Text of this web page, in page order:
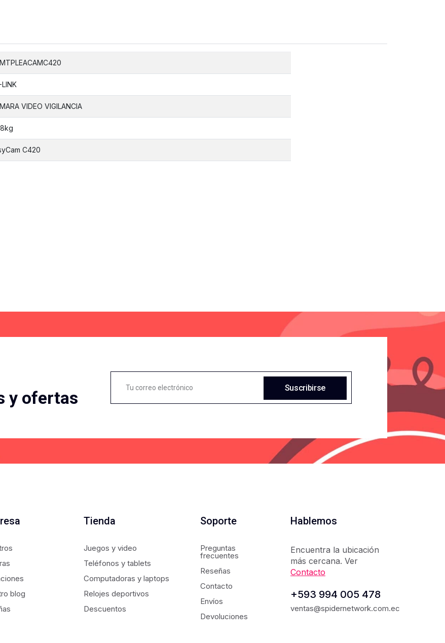
VIDEO VIGILANCIA
C420
y ofertas
Suscribirse
blog
Tienda
Juegos y video
Teléfonos y tablets
Computadoras y laptops
Relojes deportivos
Descuentos
Soporte
Preguntas
frecuentes
Reseñas
Contacto
Envíos
Devoluciones
Hablemos
Encuentra la ubicación
más cercana. Ver
Contacto
+593 994 005 478
ventas@spidernetwork.com.ec